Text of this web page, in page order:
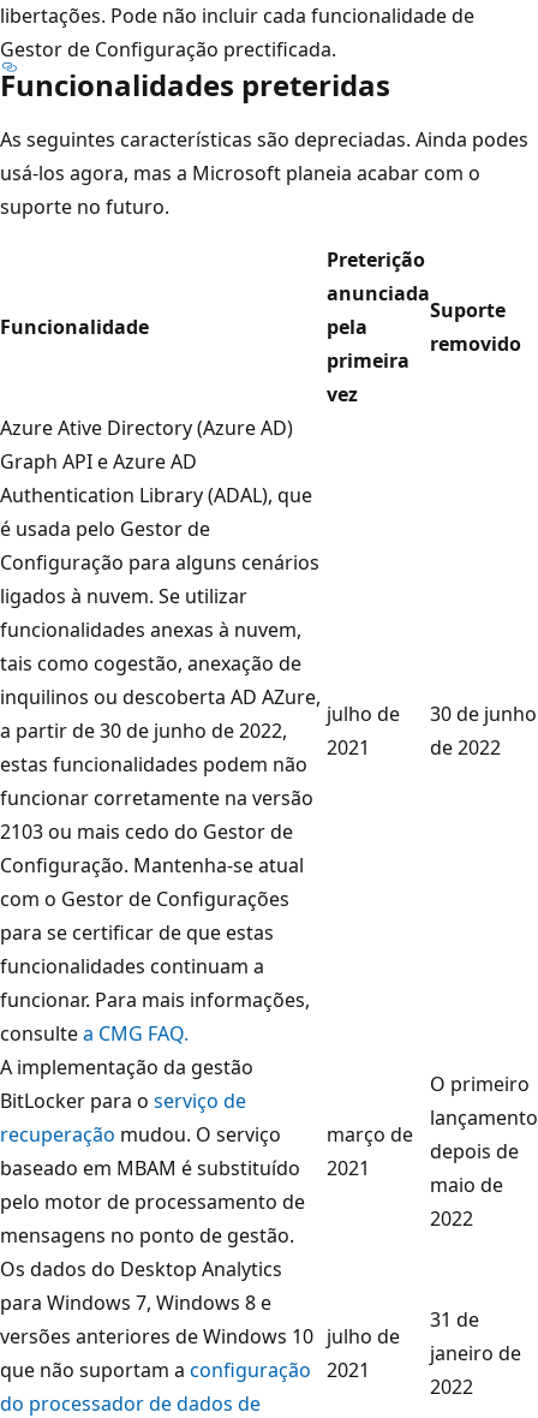
libertações. Pode não incluir cada funcionalidade de
Gestor de Configuração prectificada.
Funcionalidades preteridas
As seguintes características são depreciadas. Ainda podes
usá-los agora, mas a Microsoft planeia acabar com o
suporte no futuro.
Funcionalidade
Preterição
anunciada
pela
primeira
vez
Suporte
removido
Azure Ative Directory (Azure AD)
Graph API e Azure AD
Authentication Library (ADAL), que
é usada pelo Gestor de
Configuração para alguns cenários
ligados à nuvem. Se utilizar
funcionalidades anexas à nuvem,
tais como cogestão, anexação de
inquilinos ou descoberta AD AZure,
a partir de 30 de junho de 2022,
estas funcionalidades podem não
funcionar corretamente na versão
2103 ou mais cedo do Gestor de
Configuração. Mantenha-se atual
com o Gestor de Configurações
para se certificar de que estas
funcionalidades continuam a
funcionar. Para mais informações,
consultea CMG FAQ.
julho de
2021
30 de junho
de 2022
A implementação da gestão
BitLocker para o serviço de
recuperação mudou. O serviço
baseado em MBAM é substituído
pelo motor de processamento de
mensagens no ponto de gestão.
março de
2021
O primeiro
lançamento
depois de
maio de
2022
Os dados do Desktop Analytics
para Windows 7, Windows 8 e
versões anteriores de Windows 10
que não suportam a configuração
do processador de dados de
julho de
2021
31 de
janeiro de
2022